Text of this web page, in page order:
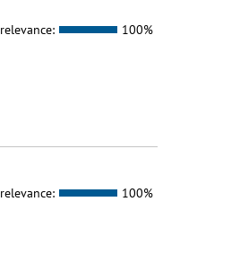
relevance: 100%
relevance: 100%